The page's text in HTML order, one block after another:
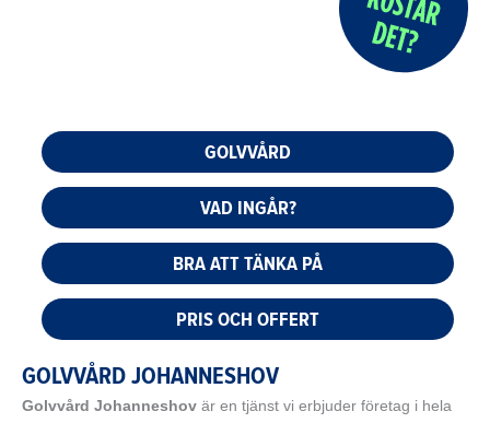
GOLVVÅRD
VAD INGÅR?
BRA ATT TÄNKA PÅ
PRIS OCH OFFERT
GOLVVÅRD JOHANNESHOV
Golvvård Johanneshov är en tjänst vi erbjuder företag i hela